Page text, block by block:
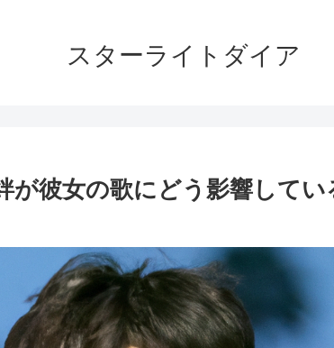
スターライトダイア
が彼女の歌にどう影響してい